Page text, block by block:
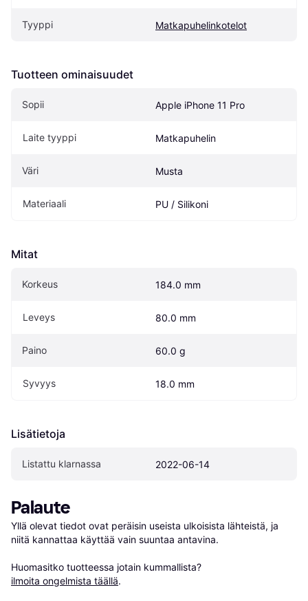
Tyyppi Matkapuhelinkotelot
Tuotteen ominaisuudet
Sopii Apple iPhone 11 Pro
Laite tyyppi Matkapuhelin
Väri Musta
Materiaali PU / Silikoni
Mitat
Korkeus 184.0 mm
Leveys 80.0 mm
Paino 60.0 g
Syvyys 18.0 mm
Lisätietoja
Listattu klarnassa 2022-06-14
Palaute
Yllä olevat tiedot ovat peräisin useista ulkoisista lähteistä, ja
niitä kannattaa käyttää vain suuntaa antavina.
Huomasitko tuotteessa jotain kummallista?
ilmoita ongelmista täällä.